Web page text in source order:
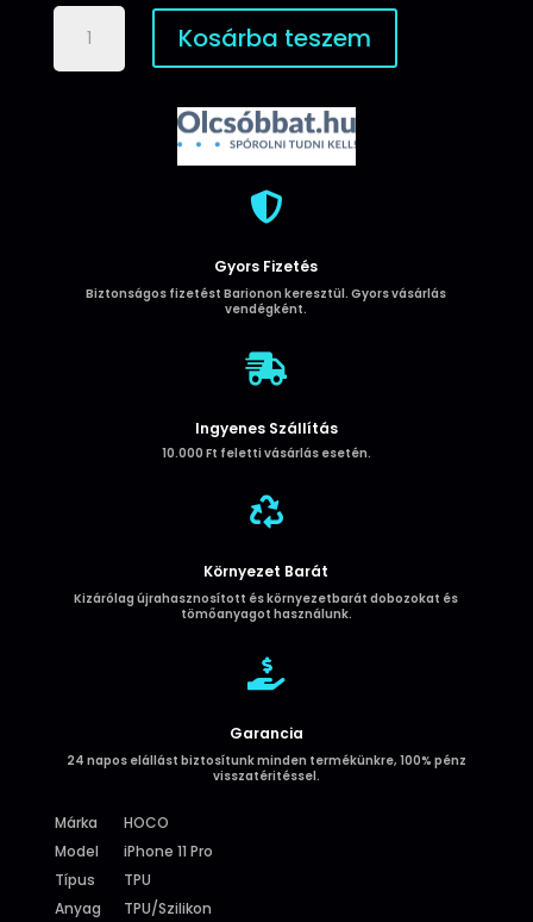
Apple
iPhone
11
Kosárba teszem

Gyors Fizetés
Biztonságos fizetést Barionon keresztül. Gyors vásárlás
vendégként.

Ingyenes Szállítás
10.000 Ft feletti vásárlás esetén.

Környezet Barát
Kizárólag újrahasznosított és környezetbarát dobozokat és
tömőanyagot használunk.

Garancia
24 napos elállást biztosítunk minden termékünkre, 100% pénz
visszatéritéssel.
Márka
HOCO
Model
iPhone 11 Pro
Típus
TPU
Anyag
TPU/Szilikon